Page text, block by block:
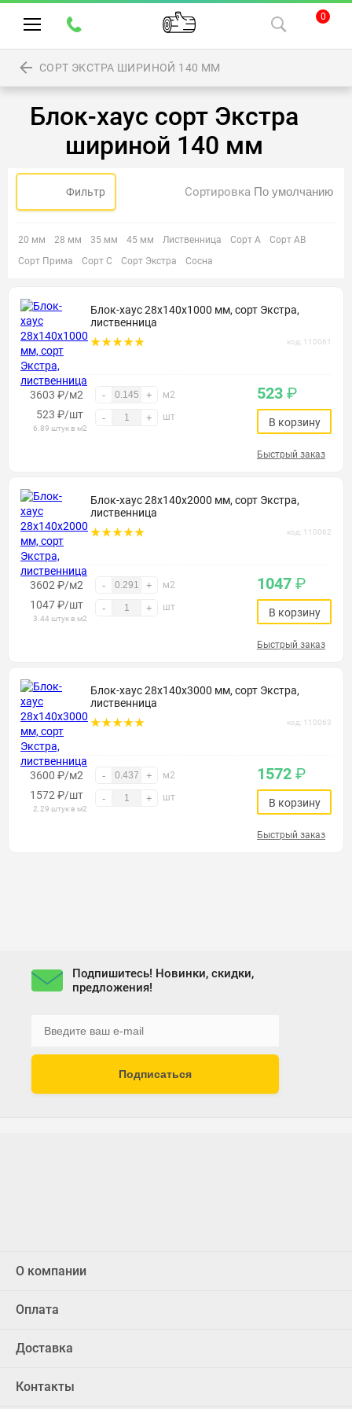
0
СОРТ ЭКСТРА ШИРИНОЙ 140 ММ
Блок-хаус сорт Экстра
шириной 140 мм
Фильтр Сортировка
20 мм 28 мм 35 мм 45 мм Лиственница Сорт А
Сорт АВ
Сорт Прима
Сорт С Сорт Экстра Сосна
Блок-хаус 28х140х1000 мм, сорт Экстра,
лиственница
код: 110061
3603 ₽/м2 - + м2
523 ₽/шт
6.89 штук в м2
- + шт
523 ₽
В корзину
Быстрый заказ
Блок-хаус 28х140х2000 мм, сорт Экстра,
лиственница
код: 110062
3602 ₽/м2 - + м2
1047₽/шт
3.44 штук в м2
- + шт
1047 ₽
В корзину
Быстрый заказ
Блок-хаус 28х140х3000 мм, сорт Экстра,
лиственница
код: 110063
3600 ₽/м2 - + м2
1572 ₽/шт
2.29 штук в м2
- + шт
1572 ₽
В корзину
Быстрый заказ
Подпишитесь! Новинки, скидки,
предложения!
Подписаться
О компании
Оплата
Доставка
Контакты